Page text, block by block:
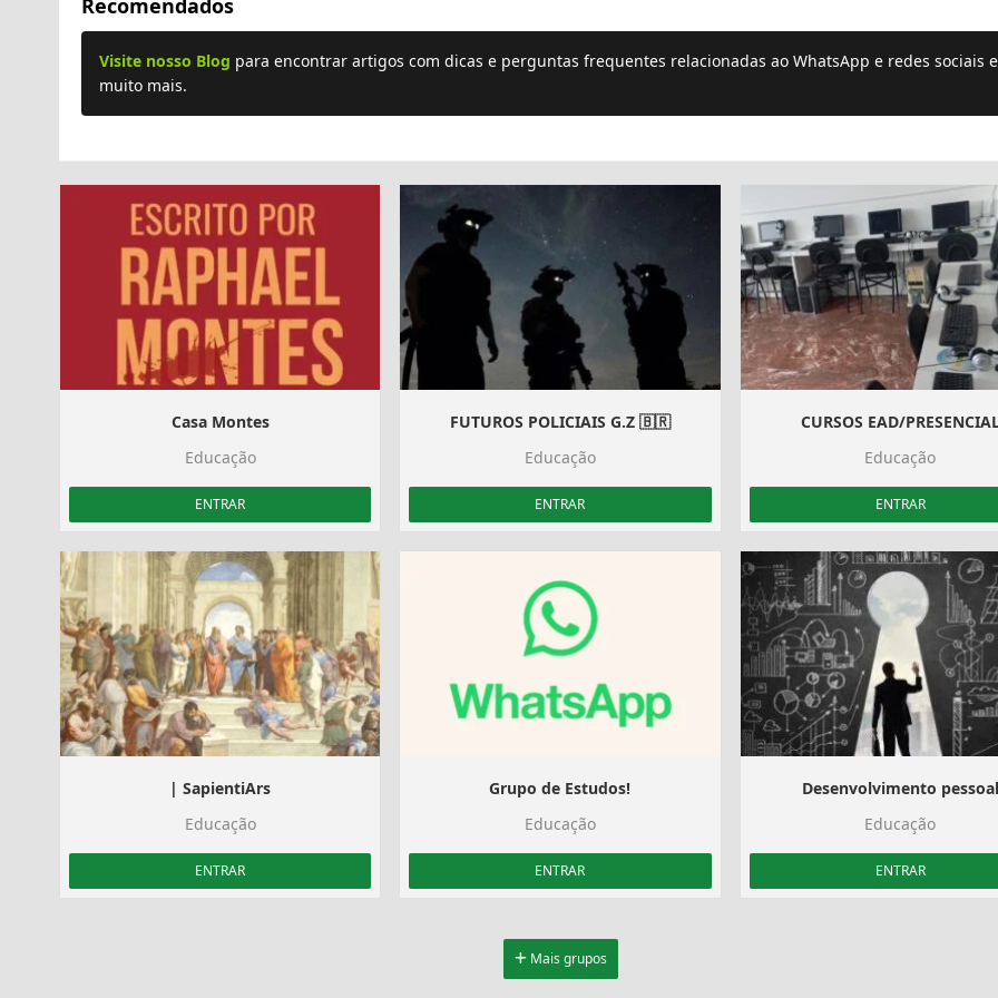
Recomendados
Visite nosso Blog para encontrar artigos com dicas e perguntas frequentes relacionadas ao WhatsApp e redes sociais e
muito mais.
Casa Montes
Educação
ENTRAR
FUTUROS POLICIAIS G.Z 🇧🇷
Educação
ENTRAR
CURSOS EAD/
Educação
ENTRAR
| SapientiArs
Educação
ENTRAR
Grupo de Estudos!
Educação
ENTRAR
Desenvolvimento pessoal
Educação
ENTRAR
Mais grupos